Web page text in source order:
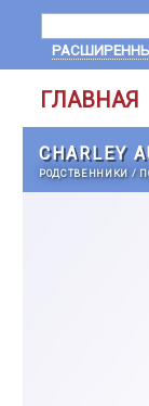
ГЛАВНАЯ
CHARLEY
РОДСТВЕННИКИ /